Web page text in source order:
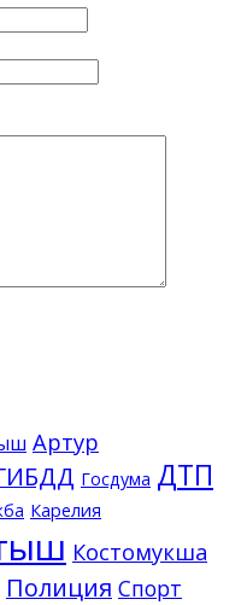
Артур
Госдума ДТП
Карелия
Костомукша
Полиция Спорт